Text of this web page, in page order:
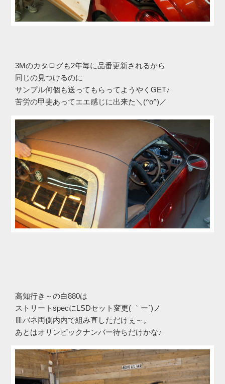
3Mのカタログも2年毎に品番更新されるから
同じの見つけるのに
サンプル何個も送ってもらってようやくGET♪
苦労の甲斐あってエエ感じに出来た＼(^o^)／
高知行き～の白880は
ストリートspecにLSDセット変更( ｀ー´)ノ
皿バネ両側内内で組み直しただけぇ～。
あとはオリンピックナンバー待ちだけかな♪